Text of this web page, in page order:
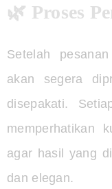
🌿 Proses
Setelah
akan segera
disepakati.
memperhatikan
agar hasil yang
dan elegan.